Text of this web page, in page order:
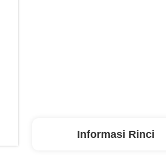
Informasi Rinci